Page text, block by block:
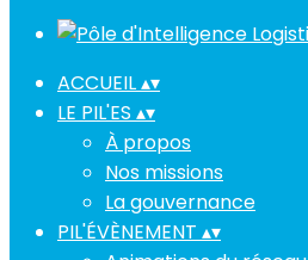
ACCUEIL▴▾
LE PIL'ES ▴▾
À propos
Nos missions
La gouvernance
PIL'ÉVÈNEMENT ▴▾